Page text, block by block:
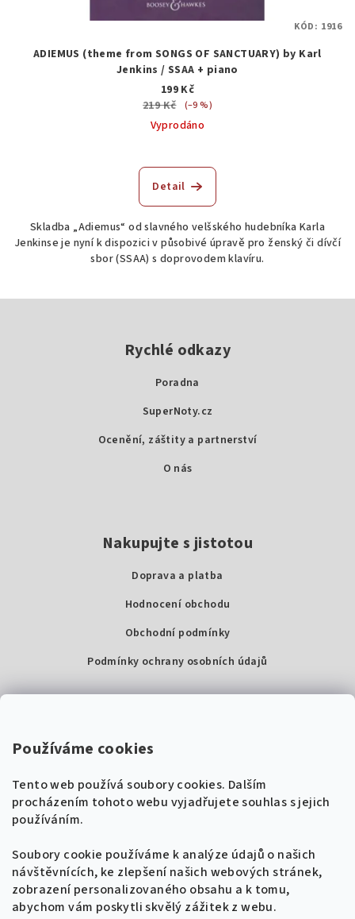
Používáme cookies
Tento web používá soubory cookies. Dalším
procházením tohoto webu vyjadřujete souhlas s jejich
používáním.
Soubory cookie používáme k analýze údajů o našich
návštěvnících, ke zlepšení našich webových stránek,
zobrazení personalizovaného obsahu a k tomu,
abychom vám poskytli skvělý zážitek z webu.
ADIEMUS (theme from SONGS OF SANCTUARY) by Karl
Jenkins / SSAA + piano
199 Kč
219 Kč
(–9 %)
Vyprodáno
Detail
Skladba „Adiemus“ od slavného velšského hudebníka Karla
Jenkinse je nyní k dispozici v působivé úpravě pro ženský či dívčí
sbor (SSAA) s doprovodem klavíru.
KÓD: 1916
Rychlé odkazy
Poradna
SuperNoty.cz
Ocenění, záštity a partnerství
O nás
Nakupujte s jistotou
Doprava a platba
Hodnocení obchodu
Obchodní podmínky
Podmínky ochrany osobních údajů
Super Noty, s.r.o.
IČ: 04568672
+420 604 485 792
info@supernoty.cz
V pracovních dnech od 8:00 do 17:00
🎸 Naladíme tě na nové zpěvníky!
Získej tipy, novinky a 10 % slevuna první
objednávku.